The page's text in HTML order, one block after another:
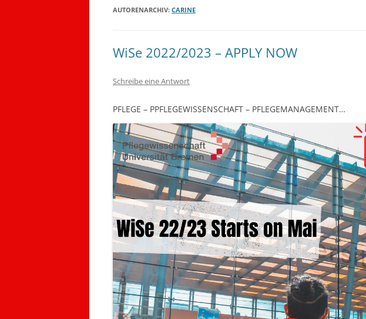
AUTORENARCHIV: CARINE
WiSe 2022/2023 – APPLY NOW
Schreibe eine Antwort
PFLEGE – PPFLEGEWISSENSCHAFT – PFLEGEMANAGEMENT…